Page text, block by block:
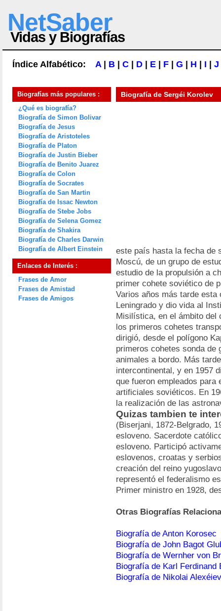
NetSaber
Vidas y Biografías
Índice Alfabético: A| B C D E F G H I J
Biografías más populares :
¿Qué es biografía?
Biografía de Simon Bolivar
Biografía de Jesus
Biografía de Aristoteles
Biografía de Platon
Biografía de Justin Bieber
Biografía de Benito Juarez
Biografía de Colon
Biografía de Socrates
Biografía de San Martin
Biografía de Issac Newton
Biografía de Stebe Jobs
Biografía de Selena Gomez
Biografía de Shakira
Biografía de Charles Darwin
Biografía de Albert Einstein
Enlaces de Interés :
Frases de Amor
Frases de Amistad
Frases de Amigos
Biografía de Sergéi Korolev
este país hasta la fecha de
Moscú, de un grupo de
estudio de la propulsión a
primer cohete soviético de
Varios años más tarde esta
Leningrado y dio vida al
Misilística, en el ámbito del
los primeros cohetes
dirigió, desde el polígono
primeros cohetes sonda de
animales a bordo. Más
intercontinental, y en 1957
que fueron empleados
artificiales soviéticos. En
la realización de las
Quizas tambien te
(Biserjani, 1872-Belgrado,
esloveno. Sacerdote
esloveno. Participó
eslovenos, croatas y
creación del reino
representó el federalismo
Primer ministro en 1928,
Otras Biografías
Biografía de Anton Korosec
Biografía de John Bagot
Biografía de Wernher von
Biografía de Karl Ferdinand
Biografía de Nikolai